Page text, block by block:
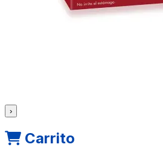
›
Carrito